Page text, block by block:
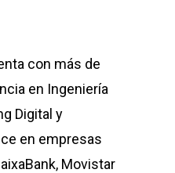
con más de
en Ingeniería
Digital y
en empresas
Movistar